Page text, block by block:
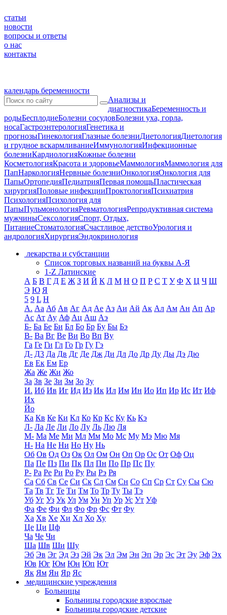
статьи
новости
вопросы и ответы
о нас
контакты
календарь беременности
Анализы и
диагностикаБеременность и
родыБесплодиеБолезни сосудовБолезни уха, горла,
носаГастроэнтерологияГенетика и
прогнозыГинекологияГлазные болезниДиетологияДиетология
и грудное вскармливаниеИммунологияИнфекционные
болезниКардиологияКожные болезни
КосметологияКрасота и здоровьеМаммологияМаммология для
ПапНаркологияНервные болезниОнкологияОнкология для
ПапыОртопедияПедиатрияПервая помощьПластическая
хирургияПоловые инфекцииПроктологияПсихиатрия
ПсихологияПсихология для
ПапыПульмонологияРевматологияРепродуктивная система
мужчиныСексологияСпорт, Отдых,
ПитаниеСтоматологияСчастливое детствоУрология и
андрологияХирургияЭндокринология
лекарства и субстанции
Список торговых названий на буквы А-Я
1-Z Латинские
А Б В Г Д Е Ж З И Й К Л М Н О П Р С Т У Ф Х Ц Ч Ш
Э Ю Я
5 9 L H
А. Аа Аб Ав Аг Ад Ае Аз Аи Ай Ак Ал Ам Ан Ап Ар
Ас Ат Ау Аф Ац Аш Аэ
Б- Ба Бе Би Бл Бо Бр Бу Бы Бэ
В- Ва Вг Ве Ви Во Вп Ву
Га Ге Ги Гл Го Гр Гу Гэ
Д- Д3 Да Дв Дг Де Дж Ди Дл До Др Ду Ды Дэ Дю
Ев Ек Ем Ер
Жа Же Жи Жо
За Зв Зе Зи Зм Зо Зу
И. Иб Ив Иг Ид Из Ик Ил Им Ин Ио Ип Ир Ис Ит Иф
Их
Йо
Ка Кв Ке Ки Кл Ко Кр Кс Ку Кь Кэ
Л- Ла Ле Ли Ло Лу Ль Лю Ля
М- Ма Ме Ми Мл Мм Мо Мс Му Мэ Мю Мя
Н- На Не Ни Но Ну Нь
Об Ов Од Оз Ок Ол Ом Он Оп Ор Ос От Оф Оц
Па Пе Пз Пи Пк Пл Пн По Пр Пс Пу
Р- Ра Ре Ри Ро Ру Ры Рэ Ря
Са Сб Св Се Си Ск Сл См Сн Со Сп Ср Ст Су Сы Сю
Та Тв Тг Те Ти Тм То Тр Ту Ты Тэ
Уб Уг Уз Ук Ул Ум Ун Уп Ур Ус Ут Уф
Фа Фе Фи Фл Фо Фр Фс Фт Фу
Ха Хв Хе Хи Хл Хо Ху
Це Ци Цф
Ча Че Чи
Ша Шв Ши Шу
Эб Эв Эг Эд Эз Эй Эк Эл Эм Эн Эп Эр Эс Эт Эу Эф Эх
Юв Юг Юм Юн Юп Ют
Як Ям Ян Яр Яс
медицинские учреждения
Больницы
Больницы городские взрослые
Больницы городские детские